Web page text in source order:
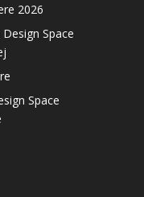
2026
Space
Space